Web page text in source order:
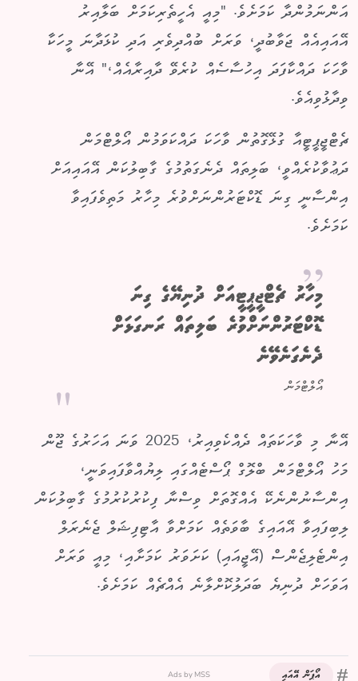
އަންނަމުންދާ ކަމަށެވެ. "މިއީ އެހީތެރިކަމަށް ބަލާއިރު
އޭއައިއެއް ޖަވާބުދީ، ވަރަށް ބުއްދިވެރި އަދި ކުޅަދާނަ މީހަކާ
ވާހަކަ ދައްކާފަދަ އިހުސާސެއް ކުރެވޭ ދާއިރާއެއް،" އޭނާ
ވިދާޅުވިއެވެ.
ޗެޓްޖީޕީޓީއާ ގުޅޭގޮތުން ވާހަކަ ދައްކަވަމުން އޯލްޓްމަން
ދަޢުވާކުރެއްވީ، ބަލިތައް ދެނެގަތުމުގެ ގާބިލުކަން އޭއައިއަށް
އިންސާނީ ގިނަ ޑޮކްޓަރުންނަށްވުރެ މިހާރު މަތިވެފައިވާ
ކަމަށެވެ.
މިހާރު ޗެޓްޖީޕީޓީއަށް ދުނިޔޭގެ ގިނަ
ޑޮކްޓަރުންނަށްވުރެ ބަލިތައް ރަނގަޅަށް
ދެނެގަނެވޭނެ
އޯލްޓްމަން
އޭނާ މި ވާހަކަތައް ދެއްކެވިއިރު، 2025 ވަނަ އަހަރުގެ ޖޫން
މަހު އޯލްޓްމަން ބްލޮގް ޕޯސްޓެއްގައި ލިޔުއްވާފައިވަނީ،
އިންސާނުންނެކޭ އެއްގޮތަށް ވިސްނާ ފިކުރުކުރުމުގެ ގާބިލުކަން
ލިބިފައިވާ އޭއައިގެ ބާވަތެއް ކަމަށްވާ އާޓިފިޝަލް ޖެނެރަލް
އިންޓެލިޖެންސް (އޭޖީއައި) ކަށަވަރު ކަމަށާއި، މިއީ ވަރަށް
އަވަހަށް ދުނިޔެ ބަދަލުކޮށްލާނެ އެއްޗެއް ކަމަށެވެ.
އޯޕަން އޭއައި Ads by MSS